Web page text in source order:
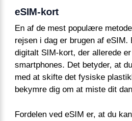
eSIM-kort
En af de mest populære
rejsen i dag er brugen af eSIM.
digitalt SIM-kort, der allerede
smartphones. Det betyder, at
med at skifte det fysiske
bekymre dig om at miste dit
Fordelen ved eSIM er, at du